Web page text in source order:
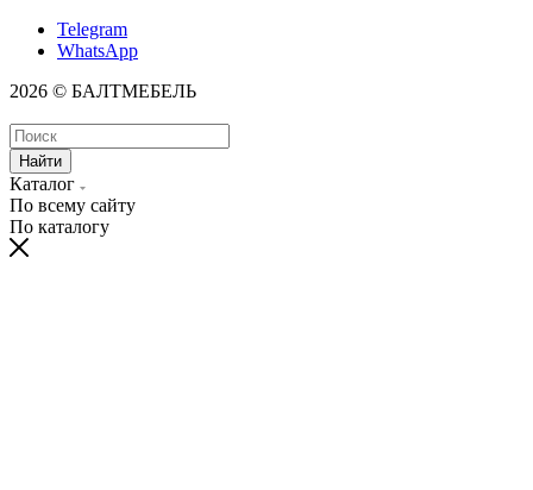
Telegram
WhatsApp
2026 © БАЛТМЕБЕЛЬ
Найти
Каталог
По всему сайту
По каталогу